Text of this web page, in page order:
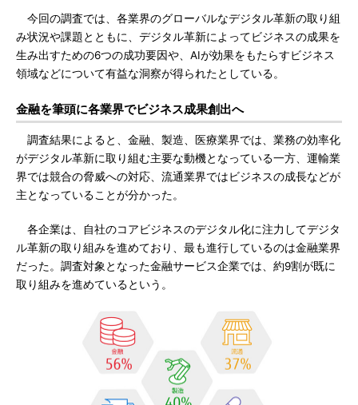
今回の調査では、各業界のグローバルなデジタル革新の取り組
み状況や課題とともに、デジタル革新によってビジネスの成果を
生み出すための6つの成功要因や、AIが効果をもたらすビジネス
領域などについて有益な洞察が得られたとしている。
金融を筆頭に各業界でビジネス成果創出へ
調査結果によると、金融、製造、医療業界では、業務の効率化
がデジタル革新に取り組む主要な動機となっている一方、運輸業
界では競合の脅威への対応、流通業界ではビジネスの成長などが
主となっていることが分かった。
各企業は、自社のコアビジネスのデジタル化に注力してデジタ
ル革新の取り組みを進めており、最も進行しているのは金融業界
だった。調査対象となった金融サービス企業では、約9割が既に
取り組みを進めているという。